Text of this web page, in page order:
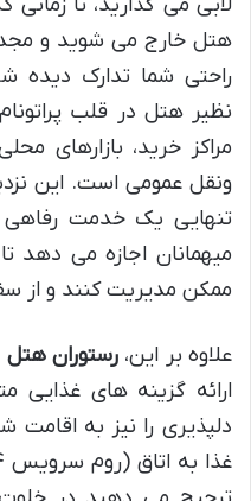
لابی می گذارید، تا
هتل خارج می شوید و
راحتی شما تدارک
نظیر هتل در قلب
مراکز خرید، بازارهای
ونقل عمومی است. این
تنهایی یک خدمت
میهمانان اجازه می دهد
ممکن مدیریت کنند و از
علاوه بر این،رستوران هتل
ارائه گزینه های غذایی
دلپذیری را نیز به اقامت